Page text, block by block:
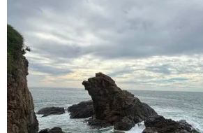
Đội tuyển Việt Nam công